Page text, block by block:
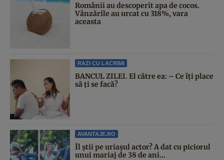
Românii au descoperit apa de cocos.
Vânzările au urcat cu 318%, vara
aceasta
RAZI CU LACRIMI
BANCUL ZILEI. El către ea: – Ce îți place
să ți se facă?
AVANTAJE.RO
Îl știi pe uriașul actor? A dat cu piciorul
unui mariaj de 38 de ani...